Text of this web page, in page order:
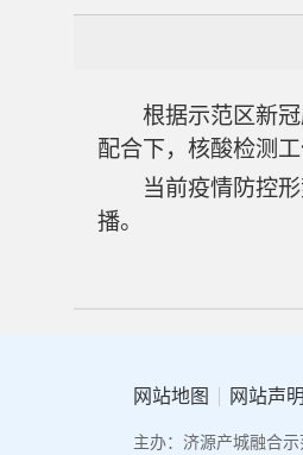
根据示范区新冠肺
配合下，核酸检测
当前疫情防控形
播。
网站地图 网站声明
主办：济源产城融合